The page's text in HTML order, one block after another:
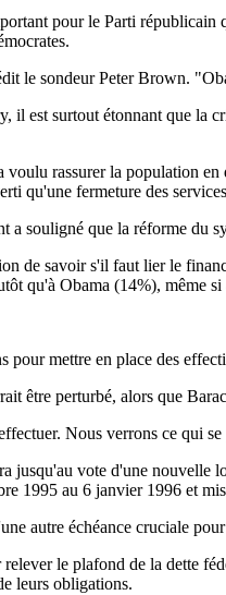
pour le Parti républicain
le sondeur Peter Brown.
il est surtout étonnant que la
rassurer la population
qu'une fermeture des
a souligné que la réforme du
de savoir s'il faut lier le
qu'à Obama (14%), même
pour mettre en place des
être perturbé, alors que
Nous verrons ce qui
jusqu'au vote d'une nouvelle
1995 au 6 janvier 1996 et
autre échéance cruciale
le plafond de la dette
leurs obligations.